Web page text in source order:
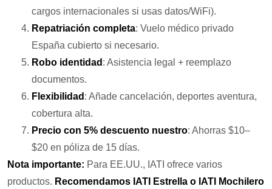
cargos internacionales si usas datos/WiFi).
Repatriación completa: Vuelo médico privado
España cubierto si necesario.
Robo identidad : Asistencia legal + reemplazo
documentos.
Flexibilidad : Añade cancelación, deportes aventura,
cobertura alta.
Precio con 5% descuento nuestro: Ahorras $10–
$20 en póliza de 15 días.
Nota importante: Para EE.UU., IATI ofrece varios
productos. Recomendamos IATI Estrella o IATI Mochilero